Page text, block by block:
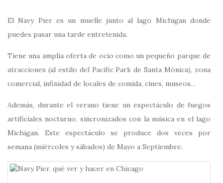
El Navy Pier es un muelle junto al lago Michigan donde
puedes pasar una tarde entretenida.
Tiene una amplia oferta de ocio como un pequeño parque de
atracciones (al estilo del Pacific Park de Santa Mónica), zona
comercial, infinidad de locales de comida, cines, museos…
Además, durante el verano tiene un espectáculo de fuegos
artificiales nocturno, sincronizados con la música en el lago
Michigan. Este espectáculo se produce dos veces por
semana (miércoles y sábados) de Mayo a Septiembre.